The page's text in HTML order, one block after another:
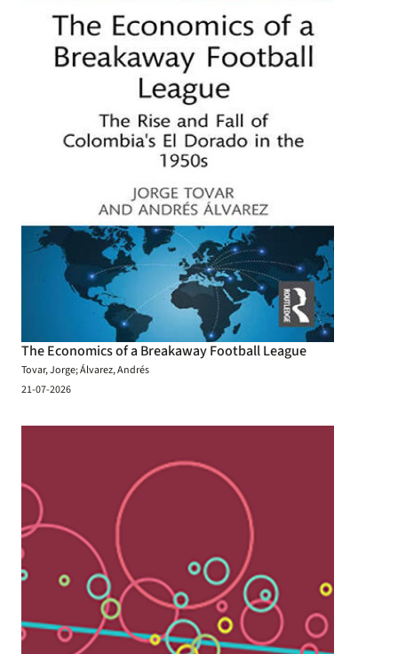
The Economics of a Breakaway Football League
Tovar, Jorge; Álvarez, Andrés
21-07-2026